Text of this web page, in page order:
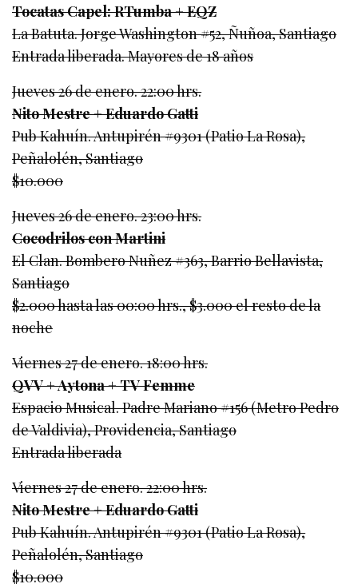
Tocatas Capel: RTumba + EQZ
La Batuta. Jorge Washington #52, Ñuñoa, Santiago
Entrada liberada. Mayores de 18 años
Jueves 26 de enero. 22:00 hrs.
Nito Mestre + Eduardo Gatti
Pub Kahuín. Antupirén #9301 (Patio La Rosa),
Peñalolén, Santiago
$10.000
Jueves 26 de enero. 23:00 hrs.
Cocodrilos con Martini
El Clan. Bombero Nuñez #363, Barrio Bellavista,
Santiago
$2.000 hasta las 00:00 hrs., $3.000 el resto de la
noche
Viernes 27 de enero. 18:00 hrs.
QVV + Aytona + TV Femme
Espacio Musical. Padre Mariano #156 (Metro Pedro
de Valdivia), Providencia, Santiago
Entrada liberada
Viernes 27 de enero. 22:00 hrs.
Nito Mestre + Eduardo Gatti
Pub Kahuín. Antupirén #9301 (Patio La Rosa),
Peñalolén, Santiago
$10.000